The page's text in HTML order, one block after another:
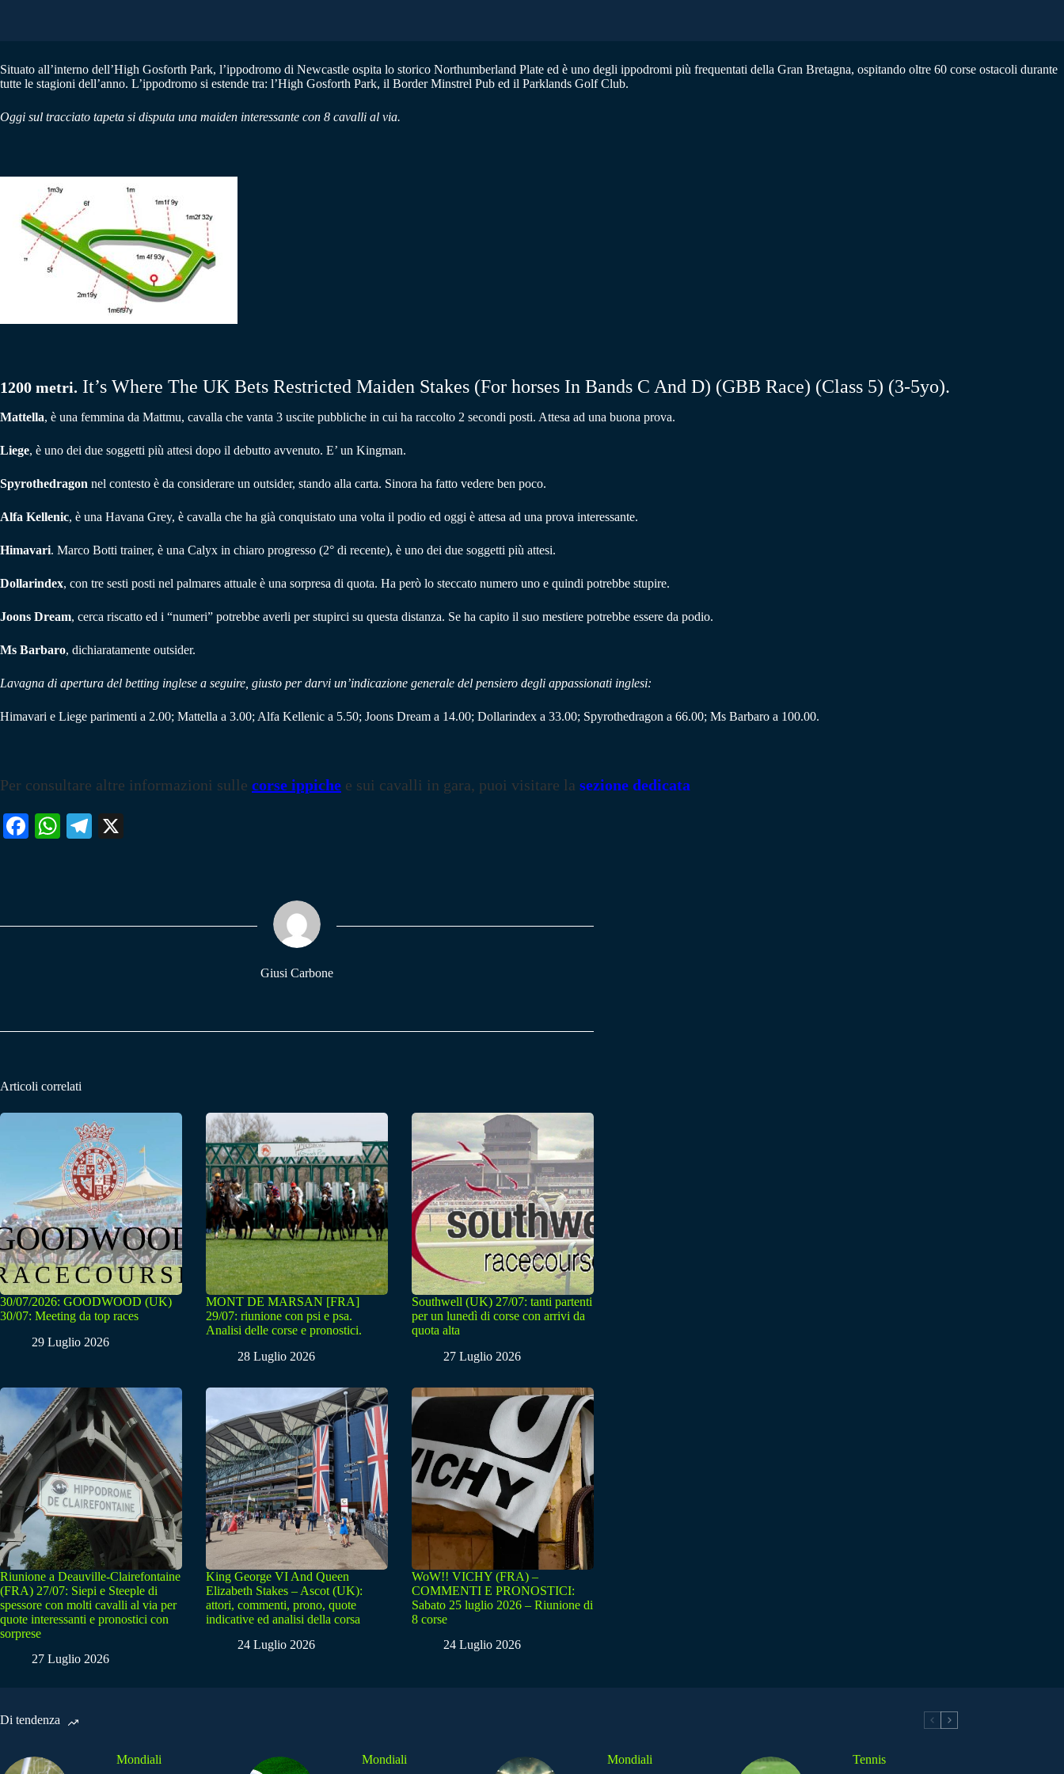
Situato all’interno dell’High Gosforth Park, l’ippodromo di Newcastle ospita lo storico Northumberland Plate ed è uno degli ippodromi più frequentati della Gran Bretagna, ospitando oltre 60 corse ostacoli durante
tutte le stagioni dell’anno. L’ippodromo si estende tra: l’High Gosforth Park, il Border Minstrel Pub ed il Parklands Golf Club.
Oggi sul tracciato tapeta si disputa una maiden interessante con 8 cavalli al via.
1200 metri. It’s Where The UK Bets Restricted Maiden Stakes (For horses In Bands C And D) (GBB Race) (Class 5) (3-5yo).
Mattella, è una femmina da Mattmu, cavalla che vanta 3 uscite pubbliche in cui ha raccolto 2 secondi posti. Attesa ad una buona prova.
Liege, è uno dei due soggetti più attesi dopo il debutto avvenuto. E’ un Kingman.
Spyrothedragon nel contesto è da considerare un outsider, stando alla carta. Sinora ha fatto vedere ben poco.
Alfa Kellenic, è una Havana Grey, è cavalla che ha già conquistato una volta il podio ed oggi è attesa ad una prova interessante.
Himavari. Marco Botti trainer, è una Calyx in chiaro progresso (2° di recente), è uno dei due soggetti più attesi.
Dollarindex, con tre sesti posti nel palmares attuale è una sorpresa di quota. Ha però lo steccato numero uno e quindi potrebbe stupire.
Joons Dream, cerca riscatto ed i “numeri” potrebbe averli per stupirci su questa distanza. Se ha capito il suo mestiere potrebbe essere da podio.
Ms Barbaro, dichiaratamente outsider.
Lavagna di apertura del betting inglese a seguire, giusto per darvi un’indicazione generale del pensiero degli appassionati inglesi:
Himavari e Liege parimenti a 2.00; Mattella a 3.00; Alfa Kellenic a 5.50; Joons Dream a 14.00; Dollarindex a 33.00; Spyrothedragon a 66.00; Ms Barbaro a 100.00.
Per consultare altre informazioni sulle corse ippiche e sui cavalli in gara, puoi visitare la sezione dedicata
Fa W
pp
Te
m
Giusi Carbone
Articoli correlati
30/07/2026: GOODWOOD (UK)
30/07: Meeting da top races
29 Luglio 2026
MONT DE MARSAN [FRA]
29/07: riunione con psi e psa.
Analisi delle corse e pronostici.
28 Luglio 2026
Southwell (UK) 27/07: tanti partenti
per un lunedì di corse con arrivi da
quota alta
27 Luglio 2026
Riunione a Deauville-Clairefontaine
(FRA) 27/07: Siepi e Steeple di
spessore con molti cavalli al via per
quote interessanti e pronostici con
sorprese
27 Luglio 2026
King George VI And Queen
Elizabeth Stakes – Ascot (UK):
attori, commenti, prono, quote
indicative ed analisi della corsa
24 Luglio 2026
WoW!! VICHY (FRA) –
COMMENTI E PRONOSTICI:
Sabato 25 luglio 2026 – Riunione di
8 corse
24 Luglio 2026
Di tendenza
Mondiali Mondiali Mondiali Tennis